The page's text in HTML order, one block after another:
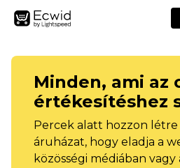
Minden, ami az
értékesítéshez
Percek alatt hozzon létre
áruházat, hogy eladja a
közösségi médiában vagy